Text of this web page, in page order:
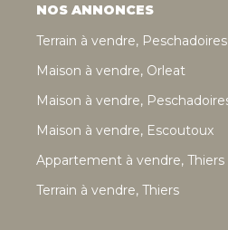
NOS ANNONCES
Terrain à vendre, Peschadoires
Maison à vendre, Orleat
Maison à vendre,
Maison à vendre, Escoutoux
Appartement à vendre, Thiers
Terrain à vendre, Thiers